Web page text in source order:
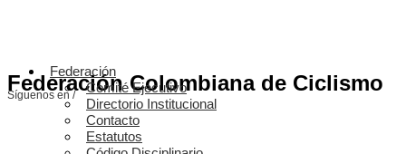
Federación Colombiana de Ciclismo
Síguenos en /
Federación
Comité Ejecutivo
Directorio Institucional
Contacto
Estatutos